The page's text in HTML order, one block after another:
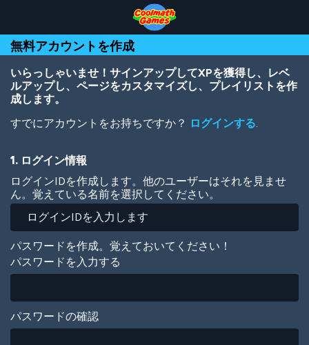
Top
of
Page
Navigation
Main
Content
Footer
ン
コ
ン
移
無料アカウントを作成
いらっしゃいませ！サインアップしてXPを獲得し、レベ
ルアップし、ページをカスタマイズし、プレイリストを作
成します。
すでにアカウントをお持ちですか？ ログインする.
1. ログイン情報
ログインIDを作成します。他のユーザーはそれを見ませ
ん。覚えている名前を選択してください。
パスワードを作成。覚えておいてください！
パスワードを入力する
パスワードの確認